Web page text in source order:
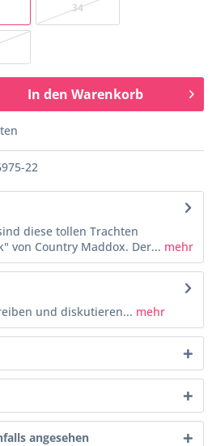
34
In den Warenkorb
22
diese tollen Trachten
von Country Maddox. Der... mehr
und diskutieren... mehr
angesehen